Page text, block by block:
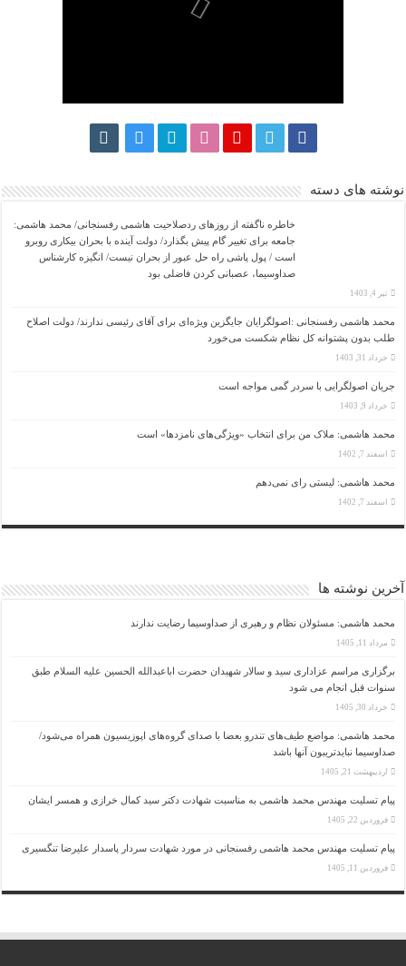
نوشته های دسته
خاطره ناگفته از روزهای ردصلاحیت هاشمی رفسنجانی/ محمد هاشمی:
جامعه برای تغییر گام پیش بگذارد/ دولت آینده با بحران بیکاری روبرو
است / پول پاشی راه حل عبور از بحران نیست/ انگیزه کارشناس
صداوسیما، عصبانی کردن فاضلی بود
تیر 4, 1403
محمد هاشمی رفسنجانی :اصولگرایان جایگزین ویژه‌ای برای آقای رئیسی ندارند/ دولت اصلاح
طلب بدون پشتوانه کل نظام شکست می‌خورد
خرداد 31, 1403
جریان اصولگرایی با سردر گمی مواجه است
خرداد 9, 1403
محمد هاشمی: ملاک من برای انتخاب «ویژگی‌های نامزدها» است
اسفند 7, 1402
محمد هاشمی: لیستی رای نمی‌دهم
اسفند 7, 1402
آخرین نوشته ها
محمد هاشمی: مسئولان نظام و رهبری از صداوسیما رضایت ندارند
مرداد 11, 1405
برگزاری مراسم عزاداری سید و سالار شهیدان حضرت اباعبدالله الحسین علیه السلام طبق
سنوات قبل انجام می شود
خرداد 30, 1405
محمد هاشمی: مواضع طیف‌های تندرو بعضا با صدای گروه‌های اپوزیسیون همراه می‌شود/
صداوسیما نبایدتریبون آنها باشد
اردیبهشت 21, 1405
پیام تسلیت مهندس محمد هاشمی به مناسبت شهادت دکتر سید کمال خرازی و همسر ایشان
فروردین 22, 1405
پیام تسلیت مهندس محمد هاشمی رفسنجانی در مورد شهادت سردار پاسدار علیرضا تنگسیری
فروردین 11, 1405